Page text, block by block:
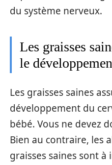
du système nerveux.
Les graisses
le
Les graisses saines
développement du
bébé. Vous ne devez
Bien au contraire, les
graisses saines sont à